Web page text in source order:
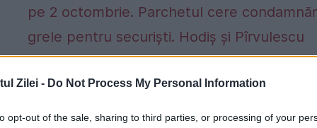
Zilei - Do Not Process My Personal Information
opt-out of the sale, sharing to third parties, or processing of your
Soluția în dosarul morții lui Gheorghe
Ursu, pe 2 octombrie. Parchetul cere